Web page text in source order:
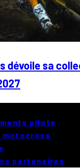
dévoile sa
pilote
motocross
partenaires